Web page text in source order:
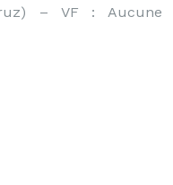
– VF : Aucune